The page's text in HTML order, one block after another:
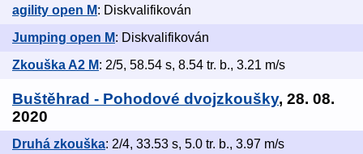
agility open M: Diskvalifikován
Jumping open M: Diskvalifikován
Zkouška A2 M: 2/5, 58.54 s, 8.54 tr. b., 3.21 m/s
Buštěhrad - Pohodové dvojzkoušky, 28. 08.
2020
Druhá zkouška: 2/4, 33.53 s, 5.0 tr. b., 3.97 m/s